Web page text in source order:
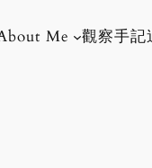
Me 觀察手記